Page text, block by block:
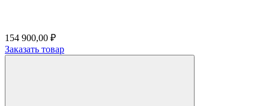
154 900,00 ₽
Заказать товар